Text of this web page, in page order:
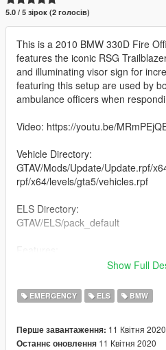
5.0 / 5 зірок (2 голосів)
This is a 2010 BMW 330D Fire
features the iconic RSG
and illuminating visor sign for
featuring this setup are used by
ambulance officers when
Video: https://youtu.be/
Vehicle Directory:
GTAV/Mods/Update/Update.rpf/
rpf/x64/levels/gta5/vehicles.rpf
ELS Directory:
GTAV/ELS/pack_default
- ELS enabled (ELS file included)
Don’t forget to join the Official
Any feedback is greatly
Show Full
EMERGENCY ELS BMW
Перше завантаження: 11 Квітня 2020
Останнє оновлення 11 Квітня 2020